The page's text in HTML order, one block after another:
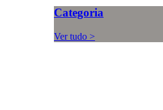
Categoria
Ver tudo >